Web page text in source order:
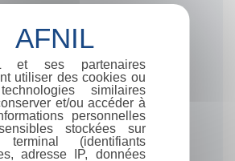
de-Lauzun
et ses partenaires
utiliser des cookies ou
similaires
et/ou accéder à
personnelles
stockées sur
terminal (identifiants
adresse IP, données